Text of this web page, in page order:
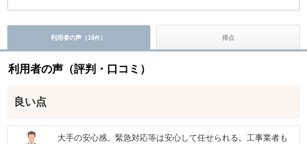
利用者の声（18件） 得点
利用者の声（評判・口コミ）
良い点
大手の安心感。緊急対応等は安心して任せられる。工事業者も